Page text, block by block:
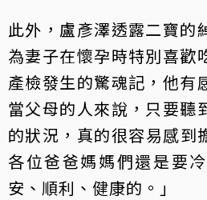
此外，盧彥澤透露二寶的
為妻子在懷孕時特別喜歡
產檢發生的驚魂記，他有
當父母的人來說，只要聽
的狀況，真的很容易感
各位爸爸媽媽們還是要
安、順利、健康的。」